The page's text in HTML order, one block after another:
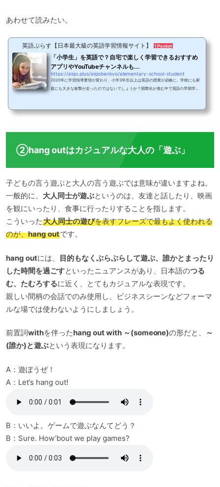
あわせて読みたい。
英語ぷらす【日本最大級の英語学習情報サイト】 1 Pocket
「小学生」を英語で？自宅で楽しく学習できるおすすめ
アプリやYouTubeチャンネルも...
https://eigo.plus/eigobenkyo/elementary-school-student
2020年に学習指導要領が変わり、小学3年生以上は英語の授業が必修に。学校にも家
庭にも大きな衝撃が走ったのではないでしょうか？国際化が進む中で英語の早期学習
はどんなものがあるの？そんな子どもたちの英語学習に関する悩みを一気に解決。今
②hang outはカジュアルな大人の「遊ぶ」
子どもの言う遊ぶと大人の言う遊ぶでは意味が違いますよね。
一般的に、 大人同士が遊ぶというのは、友達と話したり、映画
を観にいったり、食事に行ったりすることを指します。
こういった大人同士の遊びを表すフレーズで最もよく使われる
のが、hang outです。
hang outには、
目的もなくぶらぶらして遊ぶ、誰かとまったり
した時間を過ごすといったニュアンスがあり、日本語のつる
む、たむろするに近く、とてもカジュアルな表現です。
親しい間柄の会話でのみ使用し、ビジネスシーンなどフォーマ
ルな場では使わないようにしましょう。
前置詞withを伴ったhang out with ～(someone)の形だと、
～
(誰か)と遊ぶという表現になります。
A：遊ぼうぜ！
A：Let’s hang out!
B：いいよ。ゲームで遊ぶなんてどう？
B：Sure. How’bout we play games?